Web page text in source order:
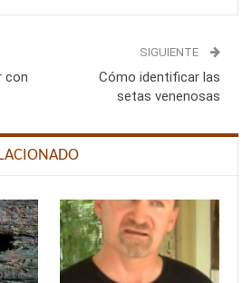
con
SIGUIENTE
Cómo identificar las
setas venenosas